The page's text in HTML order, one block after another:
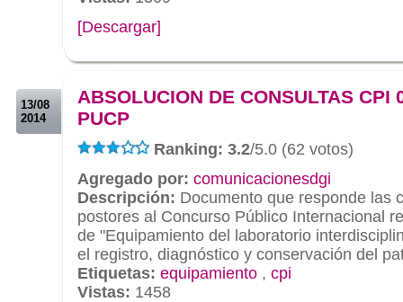
[Descargar]
13/08
2014
ABSOLUCION DE CONSULTAS CPI
PUCP
Ranking: 3.2/5.0 (62 votos)
Agregado por: comunicacionesdgi
Descripción: Documento que responde las
postores al Concurso Público Internacional
de "Equipamiento del laboratorio
el registro, diagnóstico y conservación del
Etiquetas: equipamiento , cpi
Vistas: 1458